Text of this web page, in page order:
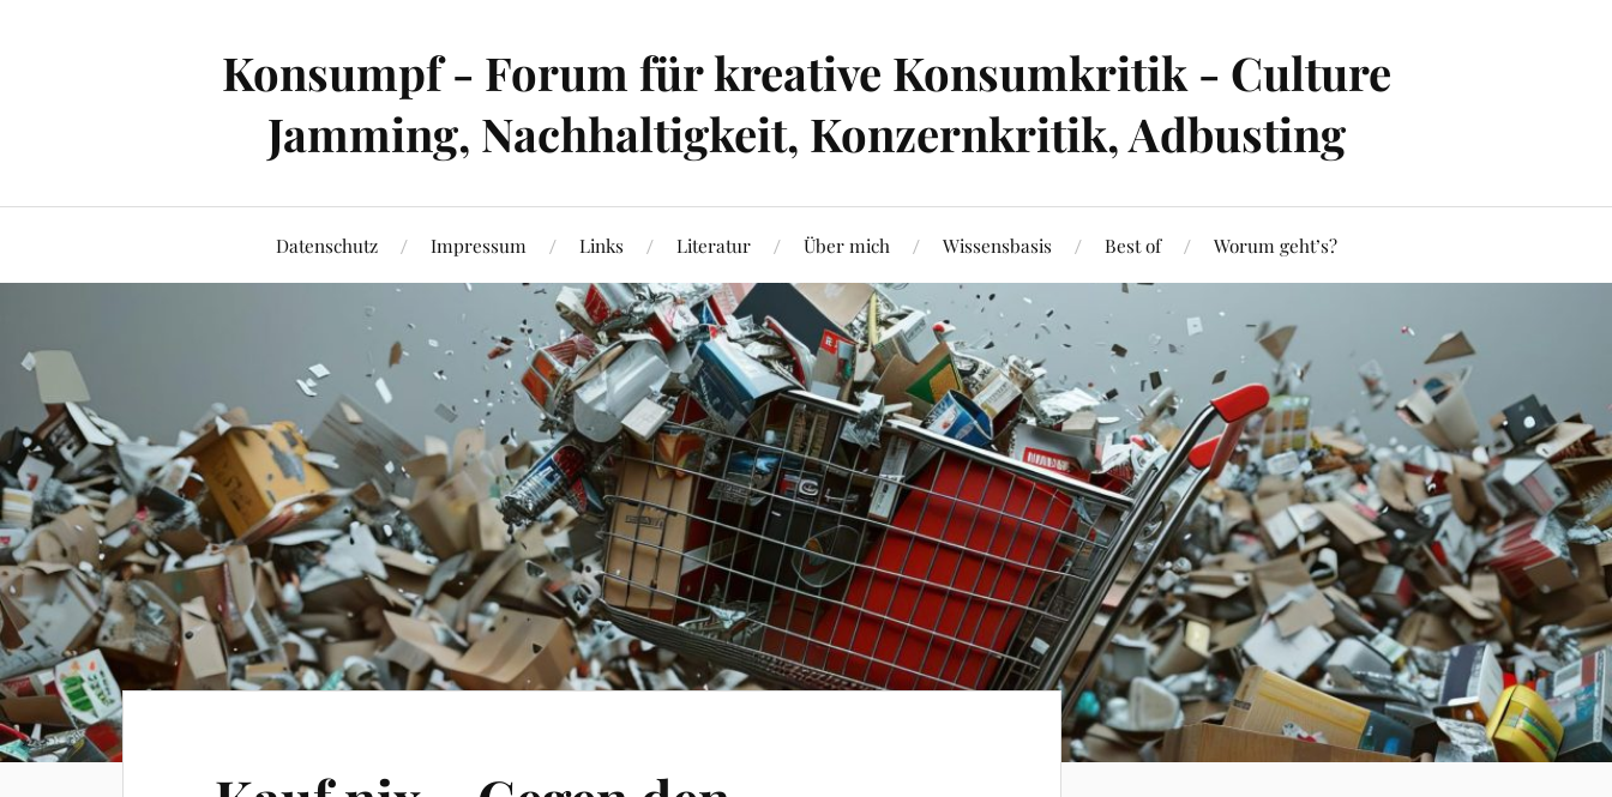
Konsumpf - Forum für kreative Konsumkritik - Culture
Jamming, Nachhaltigkeit, Konzernkritik, Adbusting
Datenschutz Impressum Links Literatur Über mich Wissensbasis Best of Worum geht’s?